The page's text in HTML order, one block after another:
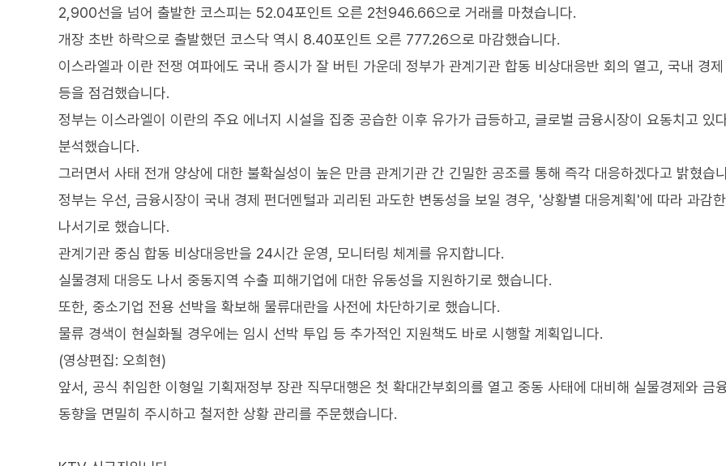
2,900선을 넘어 출발한 코스피는 52.04포인트 오른 2천946.66으로 거래를 마쳤습니다.
개장 초반 하락으로 출발했던 코스닥 역시 8.40포인트 오른 777.26으로 마감했습니다.
이스라엘과 이란 전쟁 여파에도 국내 증시가 잘 버틴 가운데 정부가 관계기관 합동 비상대응반 회의 열고, 국내 경
등을 점검했습니다.
정부는 이스라엘이 이란의 주요 에너지 시설을 집중 공습한 이후 유가가 급등하고, 글로벌 금융시장이 요동치고 있
분석했습니다.
그러면서 사태 전개 양상에 대한 불확실성이 높은 만큼 관계기관 간 긴밀한 공조를 통해 즉각 대응하겠다고 밝혔습
정부는 우선, 금융시장이 국내 경제 펀더멘털과 괴리된 과도한 변동성을 보일 경우, '상황별 대응계획'에 따라 과감
나서기로 했습니다.
관계기관 중심 합동 비상대응반을 24시간 운영, 모니터링 체계를 유지합니다.
실물경제 대응도 나서 중동지역 수출 피해기업에 대한 유동성을 지원하기로 했습니다.
또한, 중소기업 전용 선박을 확보해 물류대란을 사전에 차단하기로 했습니다.
물류 경색이 현실화될 경우에는 임시 선박 투입 등 추가적인 지원책도 바로 시행할 계획입니다.
(영상편집: 오희현)
앞서, 공식 취임한 이형일 기획재정부 장관 직무대행은 첫 확대간부회의를 열고 중동 사태에 대비해 실물경제와 금
동향을 면밀히 주시하고 철저한 상황 관리를 주문했습니다.